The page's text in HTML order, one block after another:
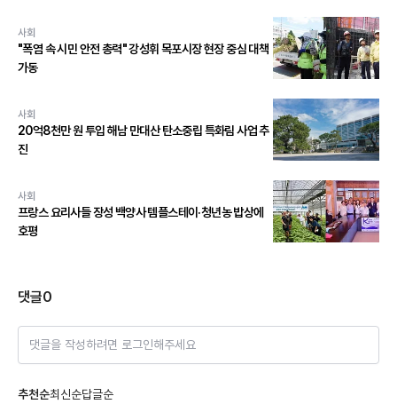
사회
"폭염 속 시민 안전 총력" 강성휘 목포시장 현장 중심 대책
가동
사회
20억8천만 원 투입 해남 만대산 탄소중립 특화림 사업 추
진
사회
프랑스 요리사들 장성 백양사 템플스테이·청년농 밥상에
호평
댓글0
댓글을 작성하려면 로그인해주세요
추천순최신순답글순